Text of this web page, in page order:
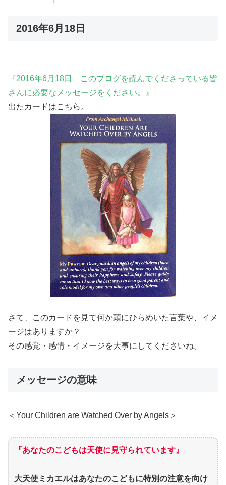
2016年6月18日
『2016年6月18日 このブログを読んでくださっている皆
さんに必要なメッセージをください。』
出たカードはこちら。
さて、このカードを見て何か頭にひらめいた言葉や、イメ
ージはありますか？
その感覚・感情・イメージを大事にしてくださいね。
メッセージの意味
＜Your Children are Watched Over by Angels＞
『あなたのこどもは天使に見守られています』
大天使ミカエルはあなたのこどもに特別の注意を向け